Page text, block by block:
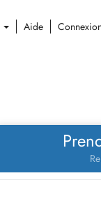
Aide